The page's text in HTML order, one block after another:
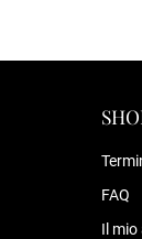
FAQ
Il mio